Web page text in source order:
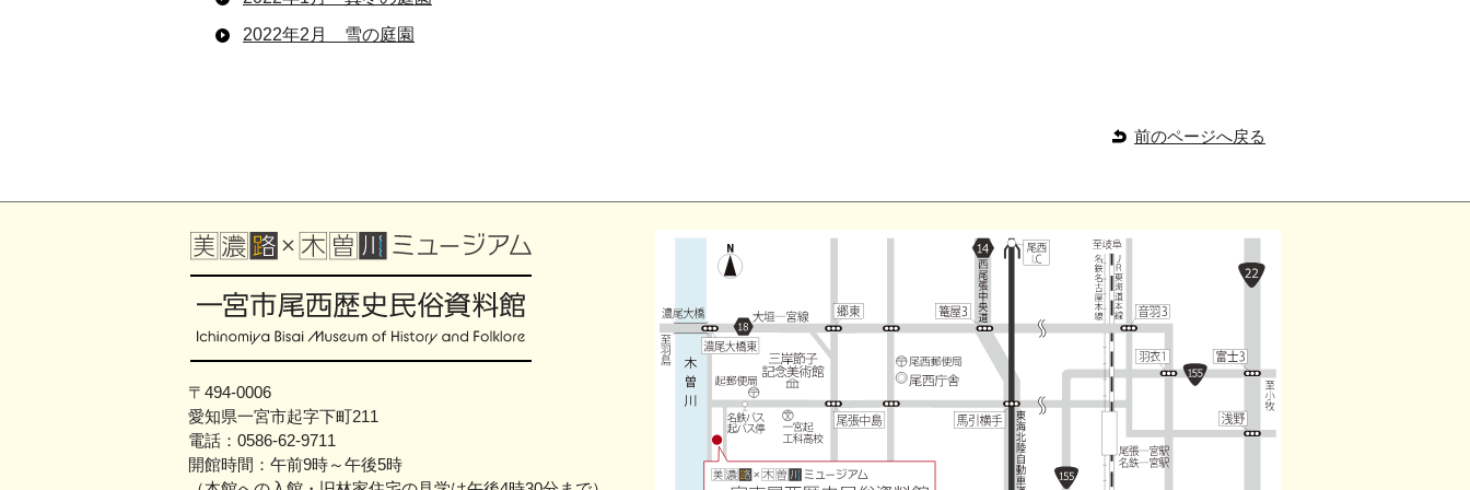
2022年2月 雪の庭園
前のページへ戻る
〒494-0006
愛知県一宮市起字下町211
電話：0586-62-9711
開館時間：午前9時～午後5時